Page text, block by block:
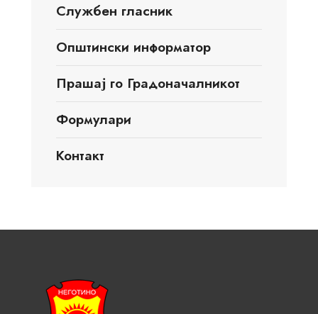
Службен гласник
Општински информатор
Прашај го Градоначалникот
Формулари
Контакт